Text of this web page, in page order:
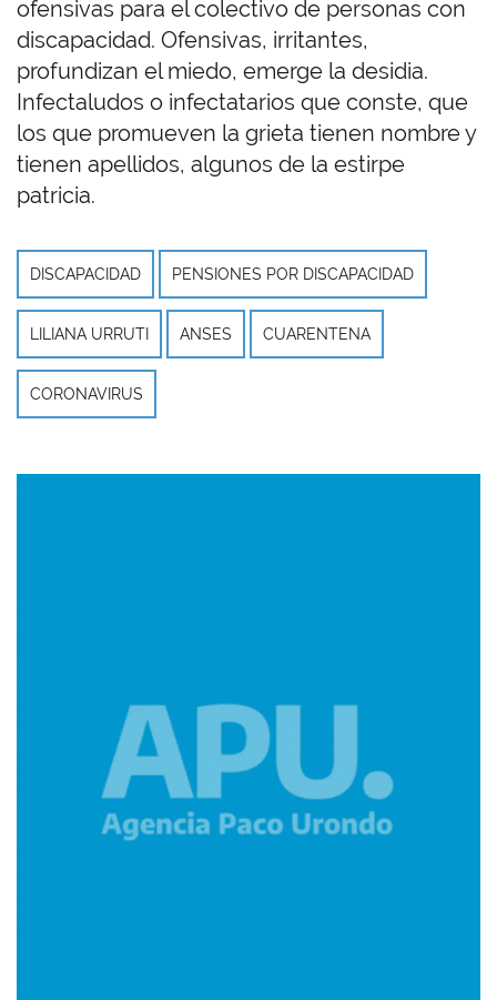
ofensivas para el colectivo de personas con
discapacidad. Ofensivas, irritantes,
profundizan el miedo, emerge la desidia.
Infectaludos o infectatarios que conste, que
los que promueven la grieta tienen nombre y
tienen apellidos, algunos de la estirpe
patricia.
DISCAPACIDAD PENSIONES POR DISCAPACIDAD
LILIANA URRUTI ANSES CUARENTENA
CORONAVIRUS